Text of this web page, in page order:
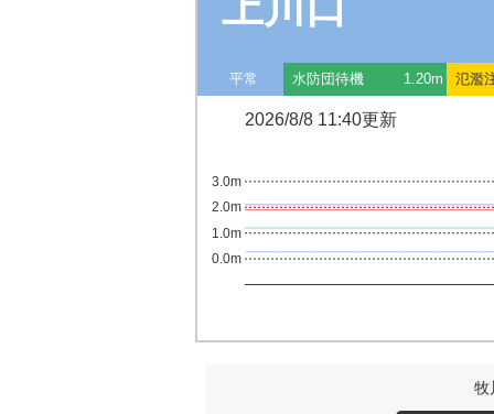
平常 水防団待機 1.20m 氾濫
2026/8/8 11:40更新
0.0m
1.0m
2.0m
3.0m
牧